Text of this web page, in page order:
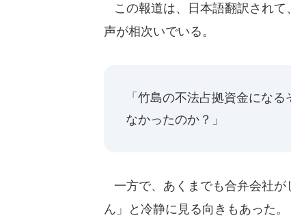
この報道は、日本語翻訳され
声が相次いでいる。
「竹島の不法占拠資金にな
なかったのか？」
一方で、あくまでも合弁会社が
ん」と冷静に見る向きもあった。